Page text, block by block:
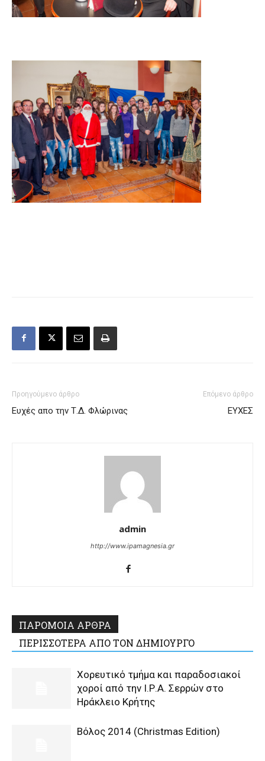
Προηγούμενο άρθρο
Ευχές απο την Τ.Δ. Φλώρινας
Επόμενο άρθρο
ΕΥΧΕΣ
admin
http://www.ipamagnesia.gr
ΠΑΡΟΜΟΙΑ ΑΡΘΡΑ
ΠΕΡΙΣΣΟΤΕΡΑ ΑΠΟ ΤΟΝ ΔΗΜΙΟΥΡΓΟ
Χορευτικό τμήμα και παραδοσιακοί
χοροί από την Ι.Ρ.Α. Σερρών στο
Ηράκλειο Κρήτης
Βόλος 2014 (Christmas Edition)